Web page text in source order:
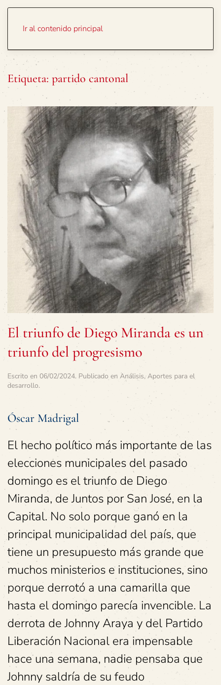
Ir al contenido principal
Etiqueta: partido cantonal
El triunfo de Diego Miranda es un
triunfo del progresismo
Escrito en 06/02/2024. Publicado en Análisis, Aportes para el
desarrollo.
Óscar Madrigal
El hecho político más importante de las
elecciones municipales del pasado
domingo es el triunfo de Diego
Miranda, de Juntos por San José, en la
Capital. No solo porque ganó en la
principal municipalidad del país, que
tiene un presupuesto más grande que
muchos ministerios e instituciones, sino
porque derrotó a una camarilla que
hasta el domingo parecía invencible. La
derrota de Johnny Araya y del Partido
Liberación Nacional era impensable
hace una semana, nadie pensaba que
Johnny saldría de su feudo